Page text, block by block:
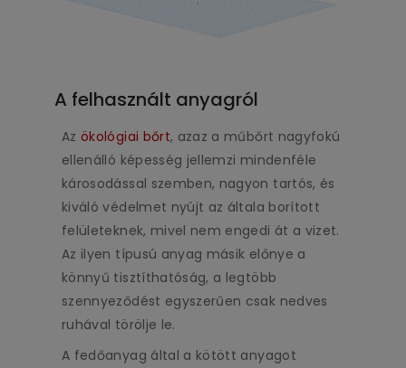
A felhasznált anyagról
Az ökológiai bőrt, azaz a műbőrt nagyfokú
ellenálló képesség jellemzi mindenféle
károsodással szemben, nagyon tartós, és
kiváló védelmet nyújt az általa borított
felületeknek, mivel nem engedi át a vizet.
Az ilyen típusú anyag másik előnye a
könnyű tisztíthatóság, a legtöbb
szennyeződést egyszerűen csak nedves
ruhával törölje le.
A fedőanyag által a kötött anyagot